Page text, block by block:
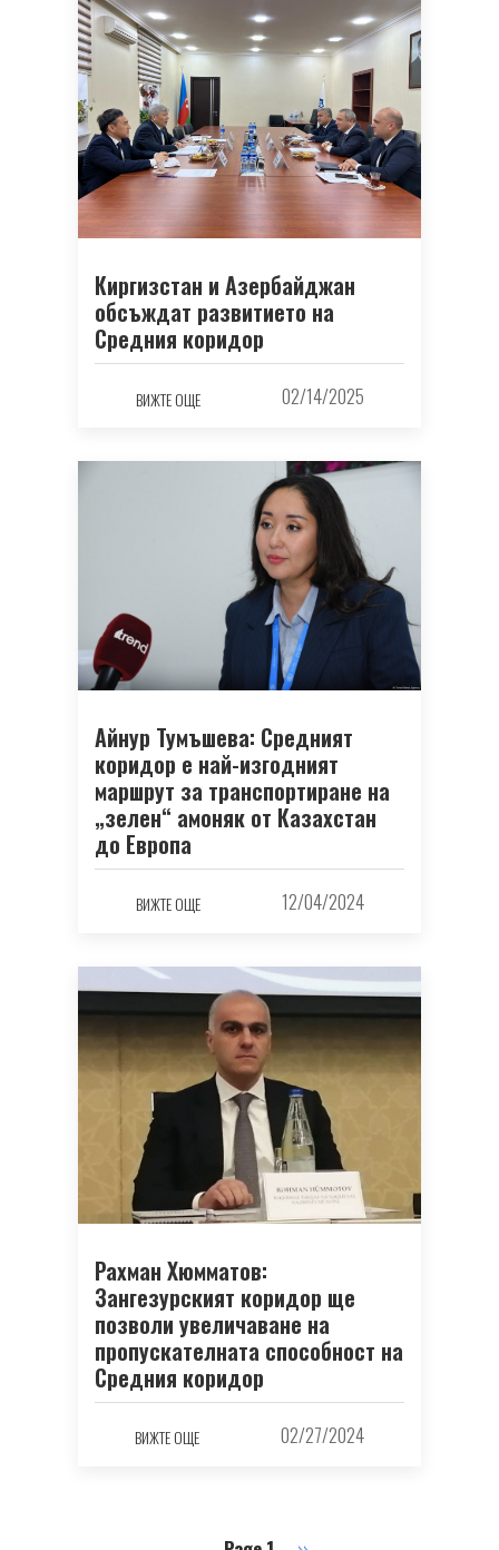
Киргизстан и Азербайджан
обсъждат развитието на
Средния коридор
ВИЖТЕ ОЩЕ 02/14/2025
Айнур Тумъшева: Средният
коридор е най-изгодният
маршрут за транспортиране на
„зелен“ амоняк от Казахстан
до Европа
ВИЖТЕ ОЩЕ 12/04/2024
Рахман Хюмматов:
Зангезурският коридор ще
позволи увеличаване на
пропускателната способност на
Средния коридор
ВИЖТЕ ОЩЕ 02/27/2024